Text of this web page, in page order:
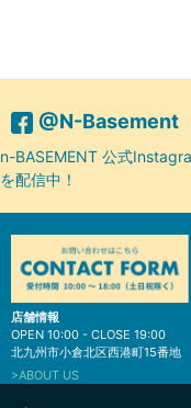
@N-Basement
n-BASEMENT 公式
を配信中！
店舗情報
OPEN 10:00 - CLOSE 19:00
北九州市小倉北区西港町15番地
>ABOUT US